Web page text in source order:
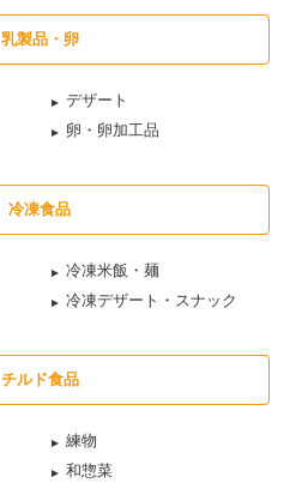
乳製品・卵
デザート
卵・卵加工品
冷凍食品
冷凍米飯・麺
冷凍デザート・スナック
チルド食品
練物
和惣菜